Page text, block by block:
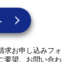
求お申し込みフォ
要望、お問い合わ